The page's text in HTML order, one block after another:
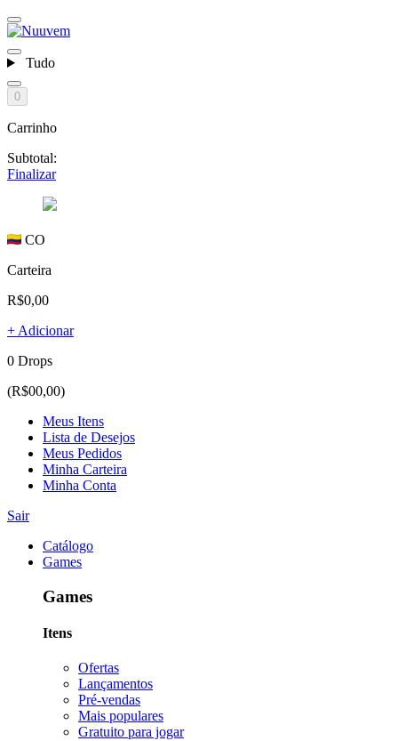
Tudo
0
Carrinho
Subtotal:
Finalizar
CO
Carteira
R$0,00
+ Adicionar
0 Drops
(R$00,00)
Meus Itens
Lista de Desejos
Meus Pedidos
Minha Carteira
Minha Conta
Sair
Catálogo
Games
Games
Itens
Ofertas
Lançamentos
Pré-vendas
Mais populares
Gratuito para jogar